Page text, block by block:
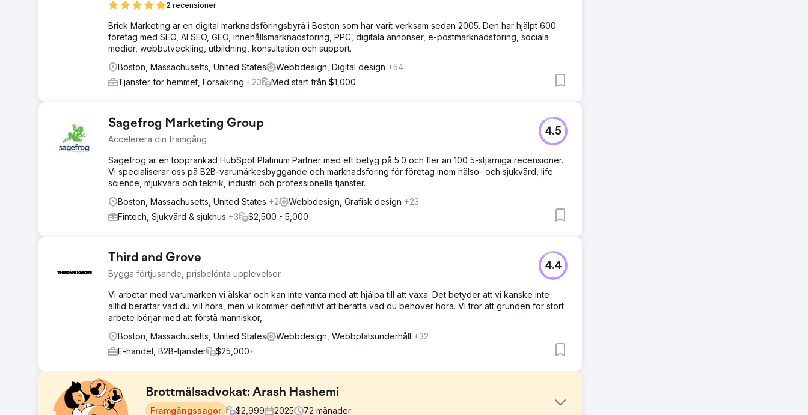
2 recensioner
Brick Marketing är en digital marknadsföringsbyrå i Boston som har varit verksam sedan 2005. Den har hjälpt 600
företag med SEO, AI SEO, GEO, innehållsmarknadsföring, PPC, digitala annonser, e-postmarknadsföring, sociala
medier, webbutveckling, utbildning, konsultation och support.
Boston, Massachusetts, United States
Webbdesign, Digital design +54
Tjänster för hemmet, Försäkring +23 Med start från $1,000
Sagefrog Marketing Group
Accelerera din framgång
4.5
Sagefrog är en topprankad HubSpot Platinum Partner med ett betyg på 5.0 och fler än 100 5-stjärniga recensioner.
Vi specialiserar oss på B2B-varumärkesbyggande och marknadsföring för företag inom hälso- och sjukvård, life
science, mjukvara och teknik, industri och professionella tjänster.
Boston, Massachusetts, United States +2 Webbdesign, Grafisk design +23
Fintech, Sjukvård & sjukhus +3 $2,500 - 5,000
Third and Grove
Bygga förtjusande, prisbelönta upplevelser.
4.4
Vi arbetar med varumärken vi älskar och kan inte vänta med att hjälpa till att växa. Det betyder att vi kanske inte
alltid berättar vad du vill höra, men vi kommer definitivt att berätta vad du behöver höra. Vi tror att grunden för stort
arbete börjar med att förstå människor,
Boston, Massachusetts, United States
Webbdesign, Webbplatsunderhåll +32
E-handel, B2B-tjänster
$25,000+
Brottmålsadvokat: Arash Hashemi
Framgångssagor $2,999 2025 72 månader